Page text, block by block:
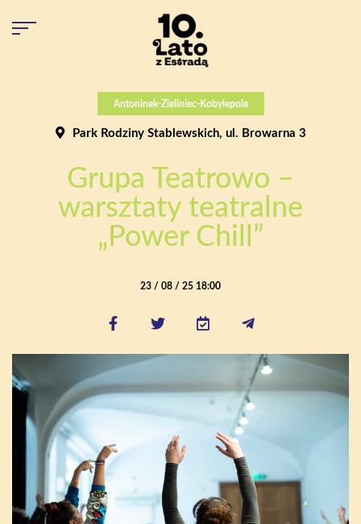
Antoninek-Zieliniec-Kobylepole
Park Rodziny Stablewskich, ul. Browarna 3
Grupa Teatrowo –
warsztaty teatralne
„Power Chill”
23 / 08 / 25 18:00